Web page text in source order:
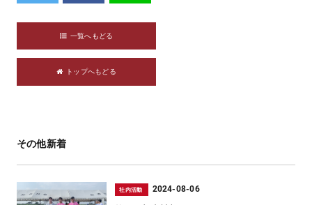
一覧へもどる
トップへもどる
その他新着
社内活動 2024-08-06